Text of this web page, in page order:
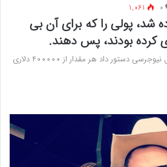
۰ 1,061
شد، پولی را که برای آن بی
کرده بودند، پس دهند.
روز پنج شنبه قاضی به زوج اهل نیوجرسی دستور داد هر مقدار از 400000 دلاری